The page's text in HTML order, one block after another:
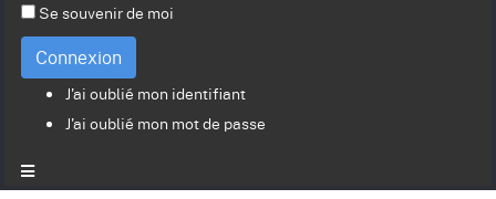
Se souvenir de moi
Connexion
J'ai oublié mon identifiant
J'ai oublié mon mot de passe